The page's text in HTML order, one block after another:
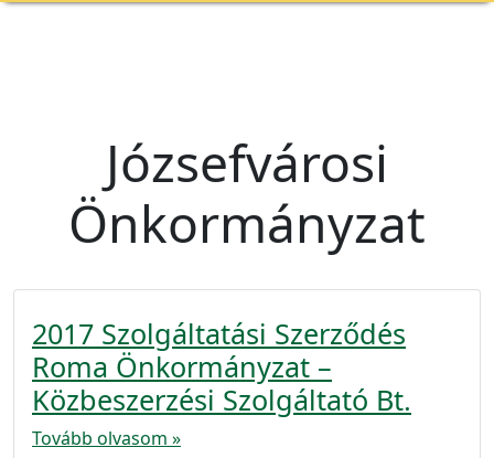
Józsefvárosi
Önkormányzat
2017 Szolgáltatási Szerződés
Roma Önkormányzat –
Közbeszerzési Szolgáltató Bt.
Tovább olvasom »